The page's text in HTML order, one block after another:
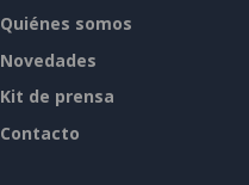
Quiénes somos
Novedades
Kit de prensa
Contacto